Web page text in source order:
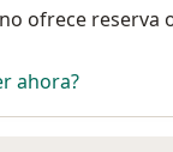
ofrece reserva
ahora?